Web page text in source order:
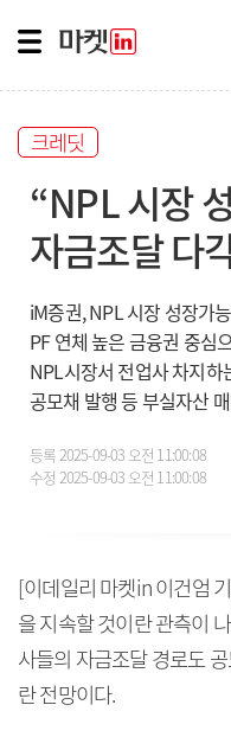
크레딧
“NPL 시장
자금조달 다
iM증권, NPL 시장 성장가
PF 연체 높은 금융권 중심
NPL시장서 전업사 차지
공모채 발행 등 부실자산
등록2025-09-03 오전 11:00:08
수정 2025-09-03 오전 11:00:08
[이데일리 마켓in 이건엄
을 지속할 것이란 관측이
사들의 자금조달 경로도
란 전망이다.